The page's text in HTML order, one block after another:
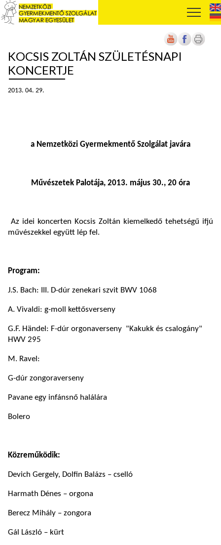
KOCSIS ZOLTÁN SZÜLETÉSNAPI
KONCERTJE
2013. 04. 29.
a Nemzetközi Gyermekmentő Szolgálat javára
Művészetek Palotája, 2013. május 30., 20 óra
Az idei koncerten Kocsis Zoltán kiemelkedő tehetségű ifjú
művészekkel együtt lép fel.
Program:
J.S. Bach: III. D-dúr zenekari szvit BWV 1068
A. Vivaldi: g-moll kettősverseny
G.F. Händel: F-dúr orgonaverseny "Kakukk és csalogány"
HWV 295
M. Ravel:
G-dúr zongoraverseny
Pavane egy infánsnő halálára
Bolero
Közreműködik:
Devich Gergely, Dolfin Balázs – cselló
Harmath Dénes – orgona
Berecz Mihály – zongora
Gál László – kürt